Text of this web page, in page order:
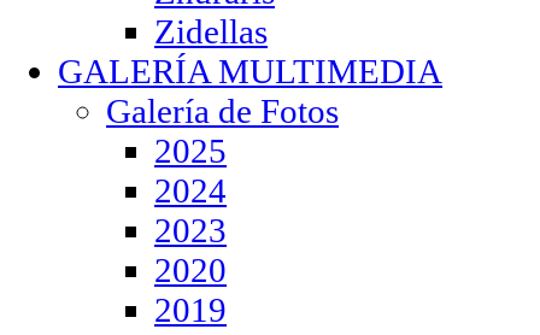
Zidellas
GALERÍA MULTIMEDIA
Galería de Fotos
2025
2024
2023
2020
2019